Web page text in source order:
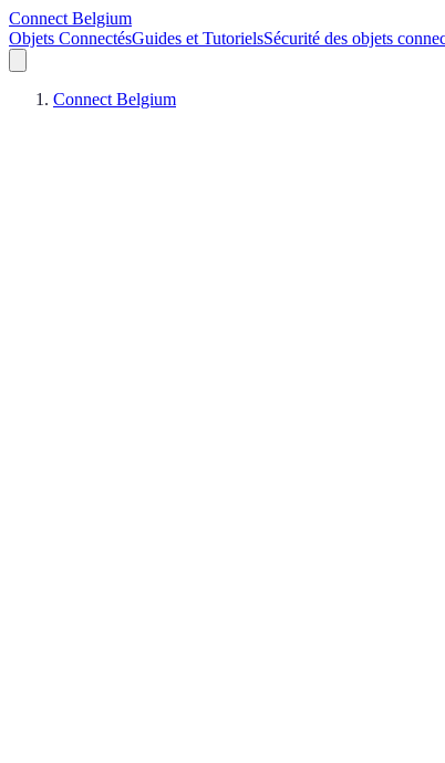
Connect Belgium
Objets ConnectésGuides et TutorielsSécurité des objets
Connect Belgium